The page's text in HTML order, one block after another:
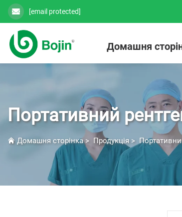
[email protected]
Домашня
Портативний
Домашня сторінка> Продукція>